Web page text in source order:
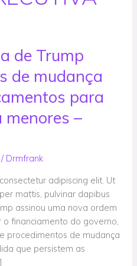
de Trump
de mudança
para
menores –
/ Drmfrank
adipiscing elit. Ut
mattis, pulvinar dapibus
assinou uma nova ordem
financiamento do governo,
procedimentos de mudança
que persistem as